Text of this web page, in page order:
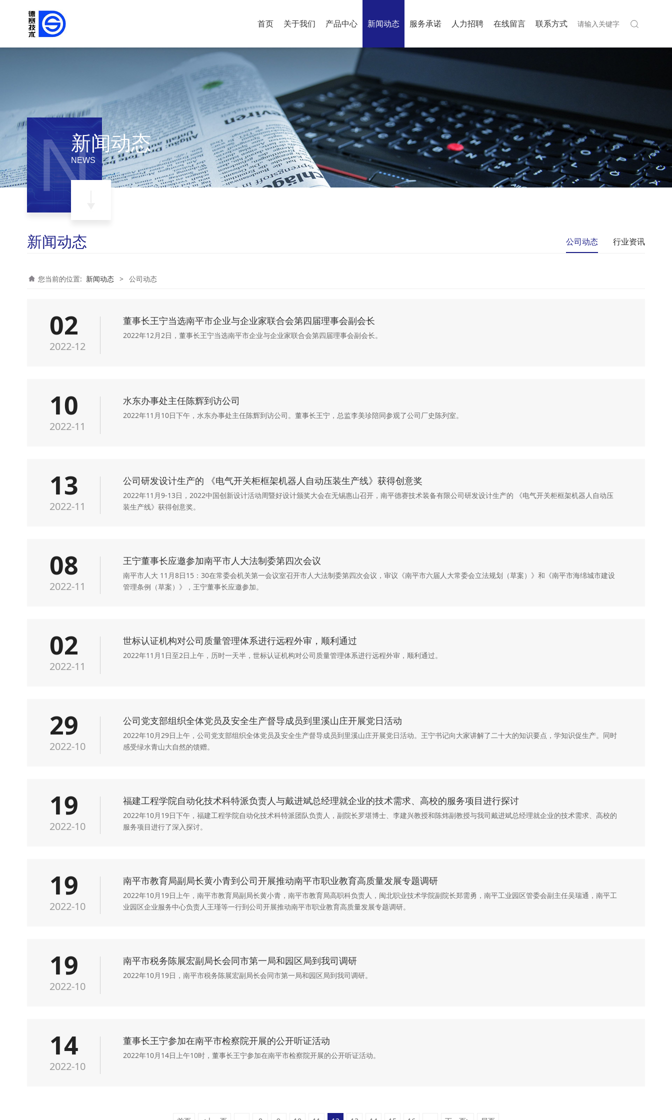
首页 关于我们 产品中心 新闻动态 服务承诺 人力招聘 在线留言 联系方式
N新闻动态
NEWS
新闻动态 公司动态 行业资讯
您当前的位置: 新闻动态 > 公司动态
02
2022-12
董事长王宁当选南平市企业与企业家联合会第四届理事会副会长
2022年12月2日，董事长王宁当选南平市企业与企业家联合会第四届理事会副会长。
10
2022-11
水东办事处主任陈辉到访公司
2022年11月10日下午，水东办事处主任陈辉到访公司。董事长王宁，总监李美珍陪同参观了公司厂史陈列室。
13
2022-11
公司研发设计生产的 《电气开关柜框架机器人自动压装生产线》获得创意奖
2022年11月9-13日，2022中国创新设计活动周暨好设计颁奖大会在无锡惠山召开，南平德赛技术装备有限公司研发设计生产的 《电气开关柜框架机器人自动压
装生产线》获得创意奖。
08
2022-11
王宁董事长应邀参加南平市人大法制委第四次会议
南平市人大 11月8日15：30在常委会机关第一会议室召开市人大法制委第四次会议，审议《南平市六届人大常委会立法规划（草案）》和《南平市海绵城市建设
管理条例（草案）》，王宁董事长应邀参加。
02
2022-11
世标认证机构对公司质量管理体系进行远程外审，顺利通过
2022年11月1日至2日上午，历时一天半，世标认证机构对公司质量管理体系进行远程外审，顺利通过。
29
2022-10
公司党支部组织全体党员及安全生产督导成员到里溪山庄开展党日活动
2022年10月29日上午，公司党支部组织全体党员及安全生产督导成员到里溪山庄开展党日活动。王宁书记向大家讲解了二十大的知识要点，学知识促生产。同时
感受绿水青山大自然的馈赠。
19
2022-10
福建工程学院自动化技术科特派负责人与戴进斌总经理就企业的技术需求、高校的服务项目进行探讨
2022年10月19日下午，福建工程学院自动化技术科特派团队负责人，副院长罗堪博士、李建兴教授和陈炜副教授与我司戴进斌总经理就企业的技术需求、高校的
服务项目进行了深入探讨。
19
2022-10
南平市教育局副局长黄小青到公司开展推动南平市职业教育高质量发展专题调研
2022年10月19日上午，南平市教育局副局长黄小青，南平市教育局高职科负责人，闽北职业技术学院副院长郑需勇，南平工业园区管委会副主任吴瑞通，南平工
业园区企业服务中心负责人王瑾等一行到公司开展推动南平市职业教育高质量发展专题调研。
19
2022-10
南平市税务陈展宏副局长会同市第一局和园区局到我司调研
2022年10月19日，南平市税务陈展宏副局长会同市第一局和园区局到我司调研。
14
2022-10
董事长王宁参加在南平市检察院开展的公开听证活动
2022年10月14日上午10时，董事长王宁参加在南平市检察院开展的公开听证活动。